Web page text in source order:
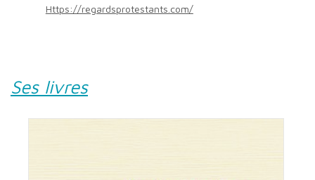
https://regardsprotestants.com/
Ses livres